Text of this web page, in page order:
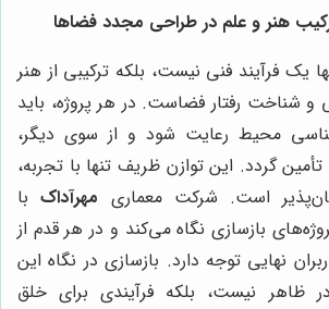
هنر و علم در طراحی مجدد فضاها
یک فرآیند فنی نیست، بلکه ترکیبی از هنر
شناخت رفتار فضاست. در هر پروژه، باید
محیط رعایت شود و از سوی دیگر،
گردد. این توازن ظریف تنها با تجربه،
است. شرکت معماری مهرآداکبا
بازسازی نگاه می‌کند و در هر قدم از
نهایی توجه دارد. بازسازی در نگاه این
ظاهر نیست، بلکه فرآیندی برای خلق